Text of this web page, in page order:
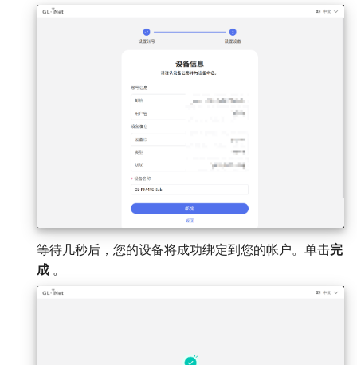
等待几秒后，您的设备将成功绑定到您的帐户。单击完
成 。